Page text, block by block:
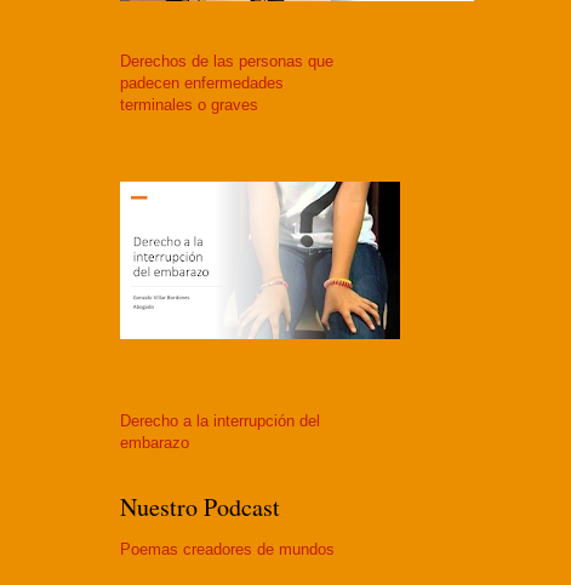
Derechos de las personas que
padecen enfermedades
terminales o graves
Derecho a la interrupción del
embarazo
Nuestro Podcast
Poemas creadores de mundos